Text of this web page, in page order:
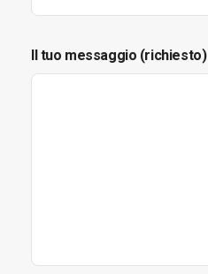
Il tuo messaggio (richiesto)